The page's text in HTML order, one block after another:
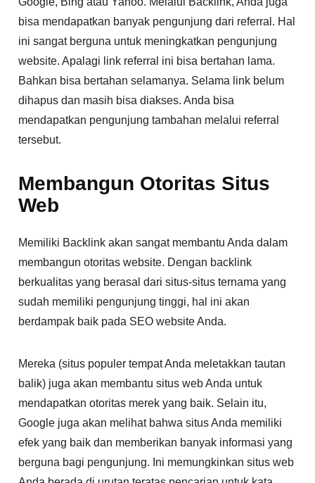
bisa mendapatkan banyak pengunjung dari referral. Hal
ini sangat berguna untuk meningkatkan pengunjung
website. Apalagi link referral ini bisa bertahan lama.
Bahkan bisa bertahan selamanya. Selama link belum
dihapus dan masih bisa diakses. Anda bisa
mendapatkan pengunjung tambahan melalui referral
tersebut.
Membangun Otoritas Situs
Web
Memiliki Backlink akan sangat membantu Anda dalam
membangun otoritas website. Dengan backlink
berkualitas yang berasal dari situs-situs ternama yang
sudah memiliki pengunjung tinggi, hal ini akan
berdampak baik pada SEO website Anda.
Mereka (situs populer tempat Anda meletakkan tautan
balik) juga akan membantu situs web Anda untuk
mendapatkan otoritas merek yang baik. Selain itu,
Google juga akan melihat bahwa situs Anda memiliki
efek yang baik dan memberikan banyak informasi yang
berguna bagi pengunjung. Ini memungkinkan situs web